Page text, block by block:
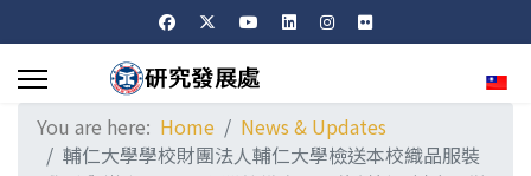
You are here: Home
News & Updates
輔仁大學學校財團法人輔仁大學檢送本校織品服裝